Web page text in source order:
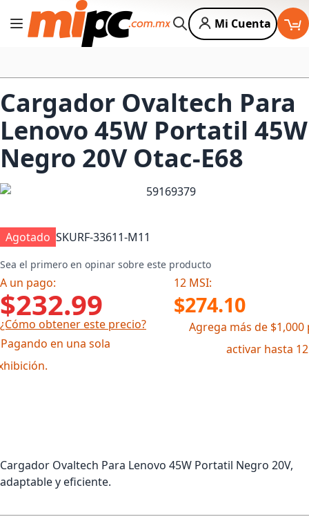
Cambiar Nav
Buscar
Mi Cuenta
Cargador Ovaltech Para
Lenovo 45W Portatil 45W
Negro 20V Otac-E68
Agotado SKURF-33611-M11
Sea el primero en opinar sobre este producto
A un pago: 12 MSI:
$232.99 $274.10
¿Cómo obtener este precio?
en una sola
Agrega más de $1,000
activar hasta
Cargador Ovaltech Para Lenovo 45W Portatil Negro 20V,
adaptable y eficiente.